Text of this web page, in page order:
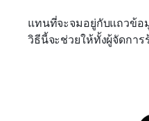
แทนที่จะจมอยู่กับแถวข้อ
วิธีนี้จะช่วยให้ทั้งผู้จัดกา